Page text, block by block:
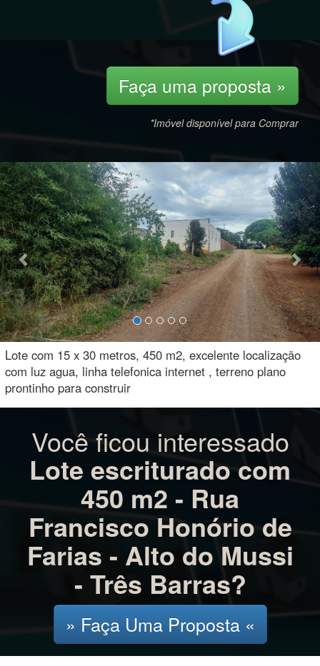
Faça uma proposta »
*Imóvel disponível para Comprar
Previous
Lote com 15 x 30 metros, 450 m2, excelente localização
com luz agua, linha telefonica internet , terreno plano
prontinho para construir
Você ficou interessado
Lote escriturado com
450 m2 - Rua
Francisco Honório de
Farias - Alto do Mussi
- Três Barras?
» Faça Uma Proposta «